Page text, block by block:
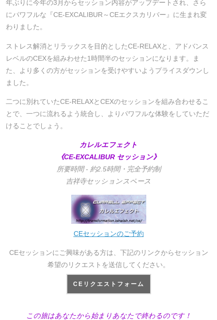
年ぶりに今年の3月からセッション内容がアップデートされ、さら
にパワフルな『CE-EXCALIBUR～CEエクスカリバー』に生まれ変
わりました。
ストレス解消とリラックスを目的としたCE-RELAXと、アドバンス
レベルのCEXを組みわせた1時間半のセッションになります。ま
た、より多くの方がセッションを受けやすいようプライスダウンし
ました。
二つに別れていたCE-RELAXとCEXのセッションを組み合わせるこ
とで、一つに流れるよう統合し、よりパワフルな体験をしていただ
けることでしょう。
カレルエフェクト
《CE-EXCALIBUR セッション》
所要時間 - 約2.5時間・完全予約制
吉祥寺セッションスペース
CEセッションのご予約
CEセッションにご興味がある方は、下記のリンクからセッション
希望のリクエストを送信してください。
CEリクエストフォーム
この旅はあなたから始まりあなたで終わるのです！